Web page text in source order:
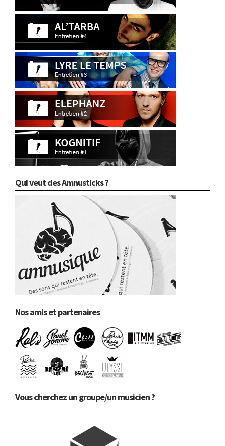
Qui veut des Amnusticks ?
Nos amis et partenaires
Vous cherchez un groupe/un musicien ?